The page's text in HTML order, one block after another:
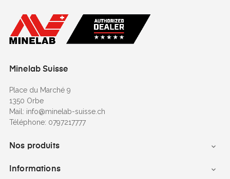
Minelab Suisse
Place du Marché 9
1350 Orbe
Mail: info@minelab-suisse.ch
Téléphone: 0797217777
Nos produits 
Informations 